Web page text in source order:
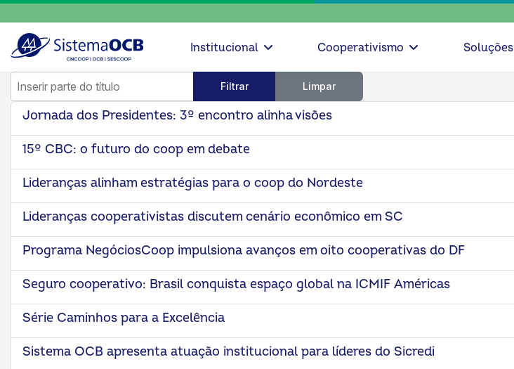
Institucional Cooperativismo Soluções
Inserir parte do título
Filtrar Limpar
Jornada dos Presidentes: 3º encontro alinha visões
15º CBC: o futuro do coop em debate
Lideranças alinham estratégias para o coop do Nordeste
Lideranças cooperativistas discutem cenário econômico em SC
Programa NegóciosCoop impulsiona avanços em oito cooperativas do DF
Seguro cooperativo: Brasil conquista espaço global na ICMIF Américas
Série Caminhos para a Excelência
Sistema OCB apresenta atuação institucional para líderes do Sicredi